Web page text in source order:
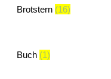
Brotstern (16)
Buch (1)